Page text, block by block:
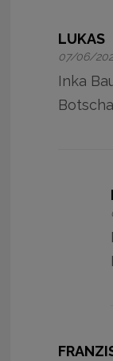
LUKAS
07/06/
Inka